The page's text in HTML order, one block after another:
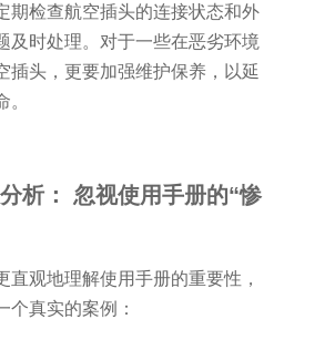
期检查航空插头的连接状态和外
及时处理。对于一些在恶劣环境
插头，更要加强维护保养，以延
析： 忽视使用手册的“惨
直观地理解使用手册的重要性，
个真实的案例：